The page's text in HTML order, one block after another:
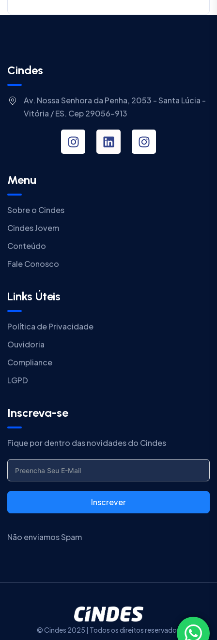
Cindes
Av. Nossa Senhora da Penha, 2053 - Santa Lúcia -
Vitória / ES. Cep 29056-913
Menu
Sobre o Cindes
Cindes Jovem
Conteúdo
Fale Conosco
Links Úteis
Política de Privacidade
Ouvidoria
Compliance
LGPD
Inscreva-se
Fique por dentro das novidades do Cindes
Inscrever
Não enviamos Spam
© Cindes 2025 | Todos os direitos reservados